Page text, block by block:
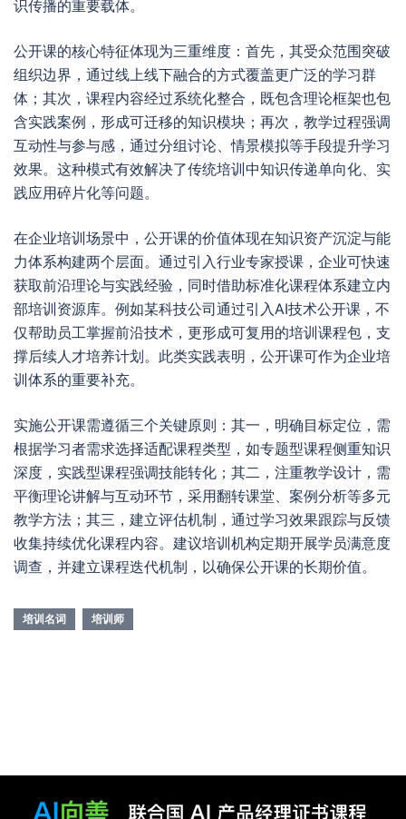
识传播的重要载体。
公开课的核心特征体现为三重维度：首先，其受众范围突破
组织边界，通过线上线下融合的方式覆盖更广泛的学习群
体；其次，课程内容经过系统化整合，既包含理论框架也包
含实践案例，形成可迁移的知识模块；再次，教学过程强调
互动性与参与感，通过分组讨论、情景模拟等手段提升学习
效果。这种模式有效解决了传统培训中知识传递单向化、实
践应用碎片化等问题。
在企业培训场景中，公开课的价值体现在知识资产沉淀与能
力体系构建两个层面。通过引入行业专家授课，企业可快速
获取前沿理论与实践经验，同时借助标准化课程体系建立内
部培训资源库。例如某科技公司通过引入AI技术公开课，不
仅帮助员工掌握前沿技术，更形成可复用的培训课程包，支
撑后续人才培养计划。此类实践表明，公开课可作为企业培
训体系的重要补充。
实施公开课需遵循三个关键原则：其一，明确目标定位，需
根据学习者需求选择适配课程类型，如专题型课程侧重知识
深度，实践型课程强调技能转化；其二，注重教学设计，需
平衡理论讲解与互动环节，采用翻转课堂、案例分析等多元
教学方法；其三，建立评估机制，通过学习效果跟踪与反馈
收集持续优化课程内容。建议培训机构定期开展学员满意度
调查，并建立课程迭代机制，以确保公开课的长期价值。
培训名词 培训师